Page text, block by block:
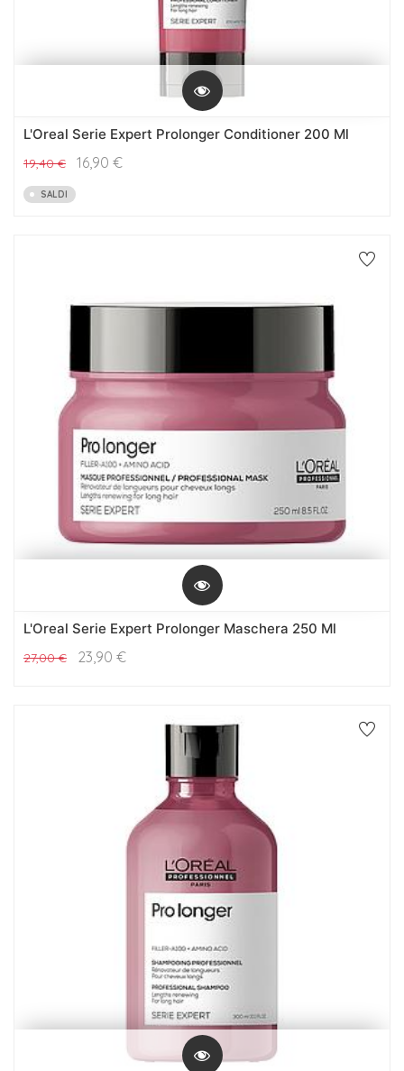
L'Oreal Serie Expert Prolonger Conditioner 200 Ml
19,40€ 16,90 €
SALDI
L'Oreal Serie Expert Prolonger Maschera 250 Ml
27,00€ 23,90 €